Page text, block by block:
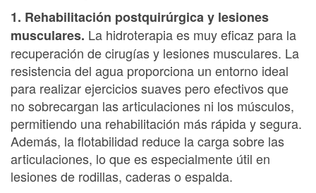
1. Rehabilitación postquirúrgica y lesiones
musculares. La hidroterapia es muy eficaz para la
recuperación de cirugías y lesiones musculares. La
resistencia del agua proporciona un entorno ideal
para realizar ejercicios suaves pero efectivos que
no sobrecargan las articulaciones ni los músculos,
permitiendo una rehabilitación más rápida y segura.
Además, la flotabilidad reduce la carga sobre las
articulaciones, lo que es especialmente útil en
lesiones de rodillas, caderas o espalda.